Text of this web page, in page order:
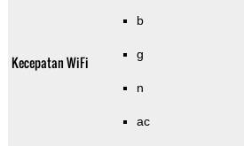
Kecepatan WiFi
b
g
n
ac